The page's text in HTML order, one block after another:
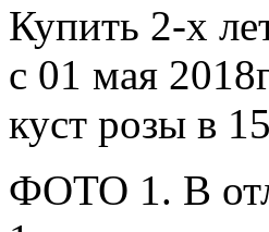
Купить 2-х
с 01 мая
куст розы в
ФОТО 1. В